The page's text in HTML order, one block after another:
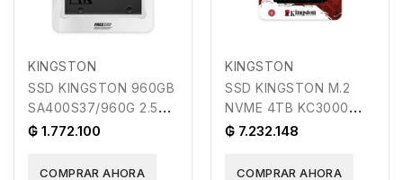
KINGSTON
SSD KINGSTON 960GB
SA400S37/960G 2.5
SATA3
₲ 1.772.100
COMPRAR AHORA
KINGSTON
SSD KINGSTON M.2
NVME 4TB KC3000
SKC3000D/4096G
₲ 7.232.148
COMPRAR AHORA